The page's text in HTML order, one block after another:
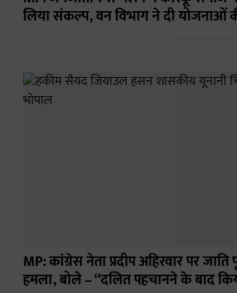
लिया संकल्प, वन विभाग ने दी योजनाओं
MP: कांग्रेस नेता प्रदीप अहिरवार पर
हमला, बोले – “दलित पहचानने के बाद